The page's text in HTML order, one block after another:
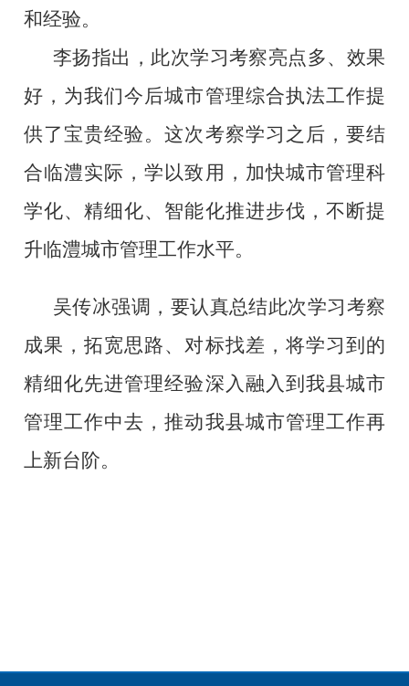
和经验。
李扬指出，此次学习考察亮点多、效果
好，为我们今后城市管理综合执法工作提
供了宝贵经验。这次考察学习之后，要结
合临澧实际，学以致用，加快城市管理科
学化、精细化、智能化推进步伐，不断提
升临澧城市管理工作水平。
吴传冰强调，要认真总结此次学习考察
成果，拓宽思路、对标找差，将学习到的
精细化先进管理经验深入融入到我县城市
管理工作中去，推动我县城市管理工作再
上新台阶。